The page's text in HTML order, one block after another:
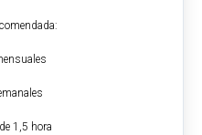
1,5 hora